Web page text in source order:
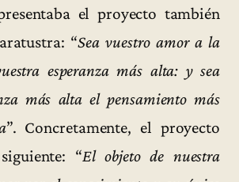
el proyecto también
“Sea vuestro amor a la
esperanza más alta: y sea
más alta el pensamiento más
”. Concretamente, el proyecto
“El objeto de nuestra